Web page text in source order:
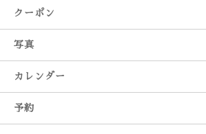
クーポン
写真
カレンダー
予約